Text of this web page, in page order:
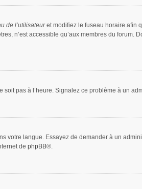
de l’utilisateuret modifiez le fuseau horaire afin
n’est accessible qu’aux membres du forum.
pas à l’heure. Signalez ce problème à un
votre langue. Essayez de demander à un
de phpBB®.